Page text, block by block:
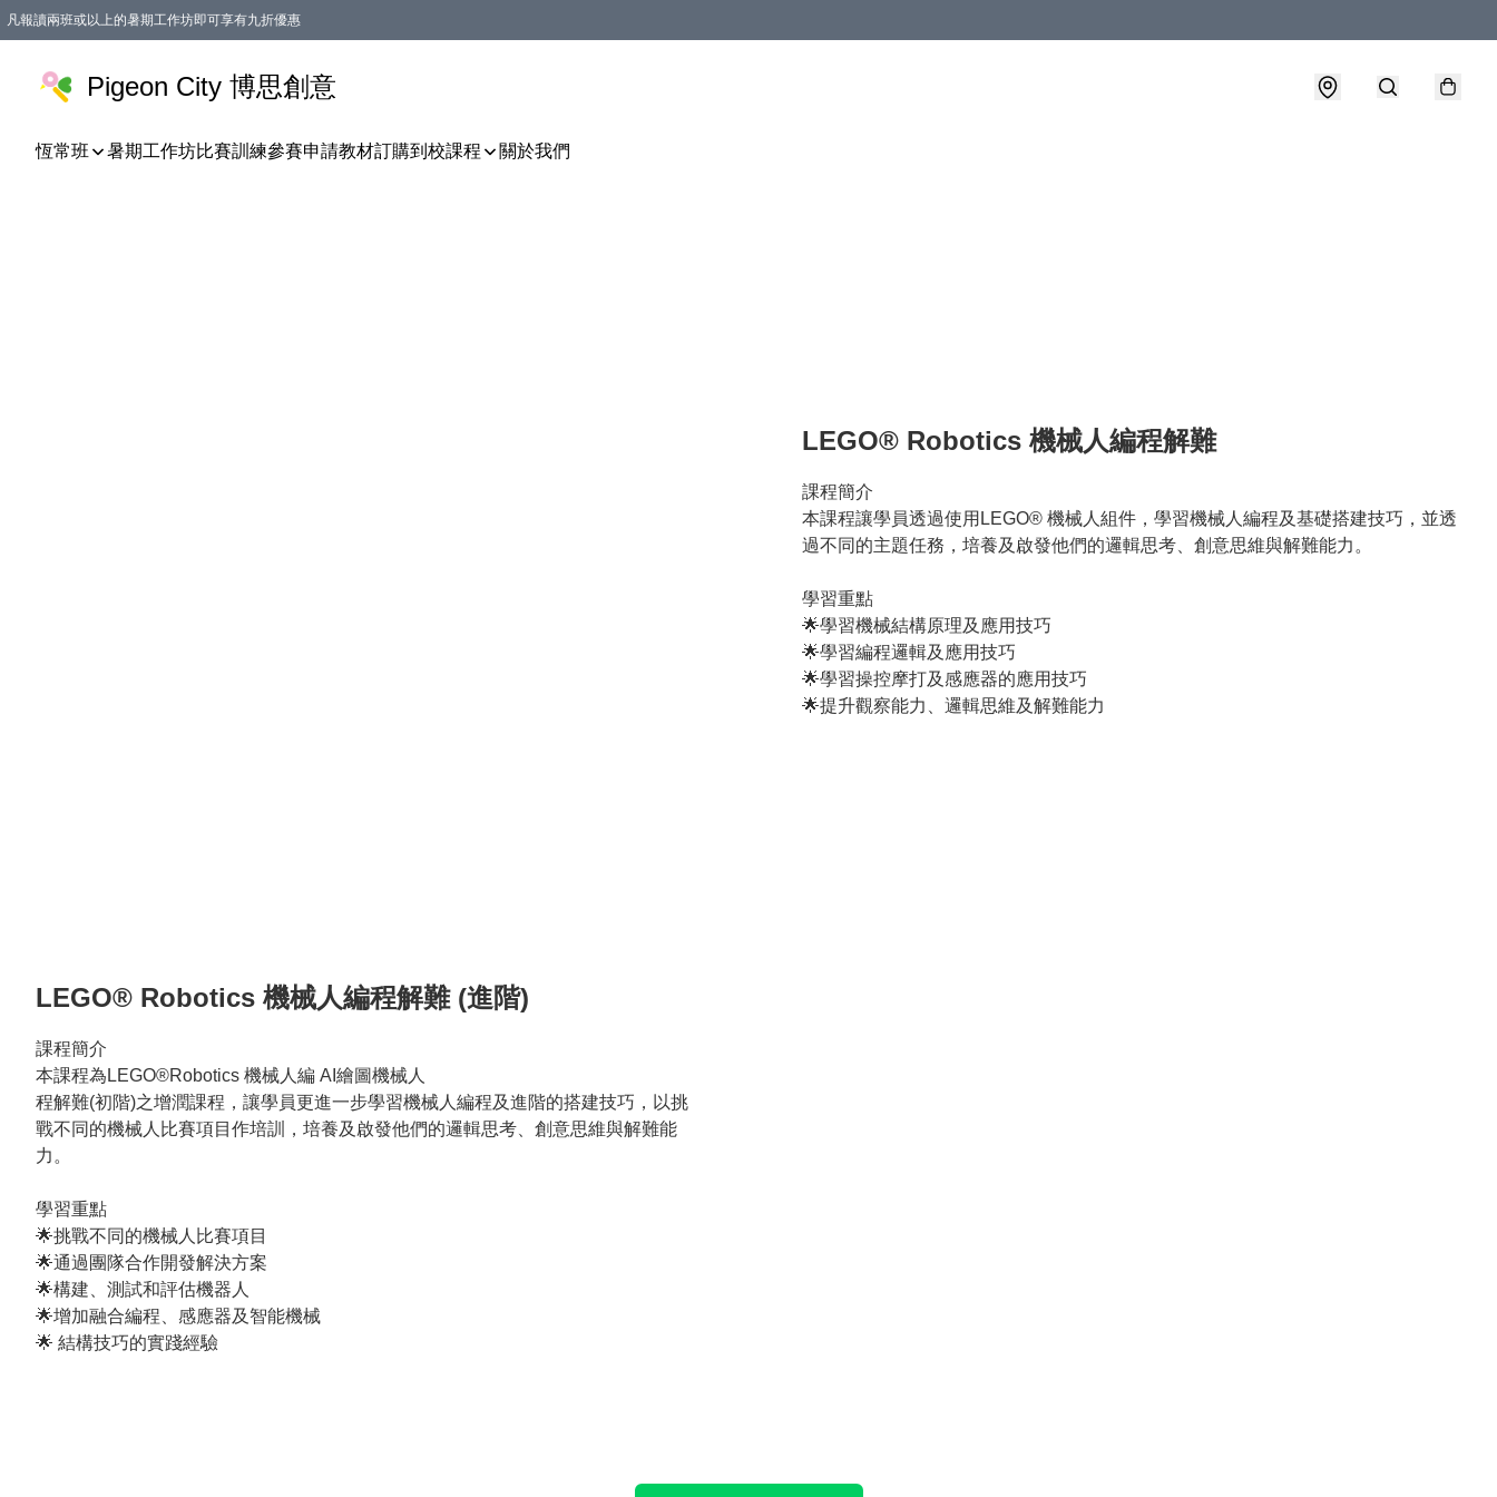
凡報讀兩班或以上的暑期工作坊即可享有九折優惠
Pigeon City 博思創意
恆常班 暑期工作坊比賽訓練參賽申請教材訂購到校課程 關於我們
LEGO® Robotics 機械人編程解難
課程簡介
本課程讓學員透過使用LEGO® 機械人組件，學習機械人編程及基礎搭建技巧，並透
過不同的主題任務，培養及啟發他們的邏輯思考、創意思維與解難能力。
學習重點
🌟學習機械結構原理及應用技巧
🌟學習編程邏輯及應用技巧
🌟學習操控摩打及感應器的應用技巧
🌟提升觀察能力、邏輯思維及解難能力
LEGO® Robotics 機械人編程解難 (進階)
課程簡介
本課程為LEGO®Robotics 機械人編 AI繪圖機械人
程解難(初階)之增潤課程，讓學員更進一步學習機械人編程及進階的搭建技巧，以挑
戰不同的機械人比賽項目作培訓，培養及啟發他們的邏輯思考、創意思維與解難能
力。
學習重點
🌟挑戰不同的機械人比賽項目
🌟通過團隊合作開發解決方案
🌟構建、測試和評估機器人
🌟增加融合編程、感應器及智能機械
🌟 結構技巧的實踐經驗